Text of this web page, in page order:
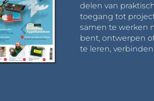
delen van
toegang tot
samen te werken
bent, ontwerpen
te leren,